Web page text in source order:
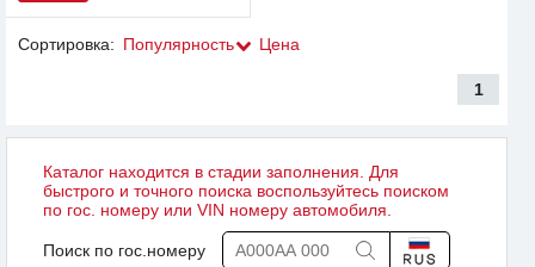
Сортировка: Популярность Цена
1
Каталог находится в стадии заполнения. Для
быстрого и точного поиска воспользуйтесь поиском
по гос. номеру или VIN номеру автомобиля.
Поиск по гос.номеру